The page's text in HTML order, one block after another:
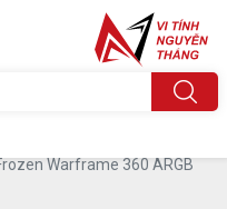
Warframe 360 ARGB